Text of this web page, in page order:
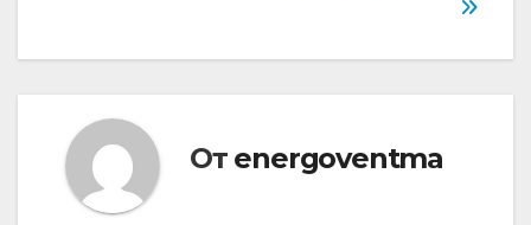
записям
От energoventma